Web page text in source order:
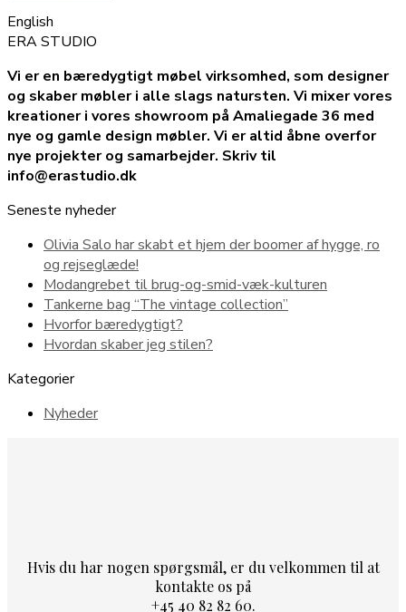
English
ERA STUDIO
Vi er en bæredygtigt møbel virksomhed, som designer
og skaber møbler i alle slags natursten. Vi mixer vores
kreationer i vores showroom på Amaliegade 36 med
nye og gamle design møbler. Vi er altid åbne overfor
nye projekter og samarbejder. Skriv til
info@erastudio.dk
Seneste nyheder
Olivia Salo har skabt et hjem der boomer af hygge, ro
og rejseglæde!
Modangrebet til brug-og-smid-væk-kulturen
Tankerne bag “The vintage collection”
Hvorfor bæredygtigt?
Hvordan skaber jeg stilen?
Kategorier
Nyheder
Hvis du har nogen spørgsmål, er du velkommen til at
kontakte os på
+45 40 82 82 60.